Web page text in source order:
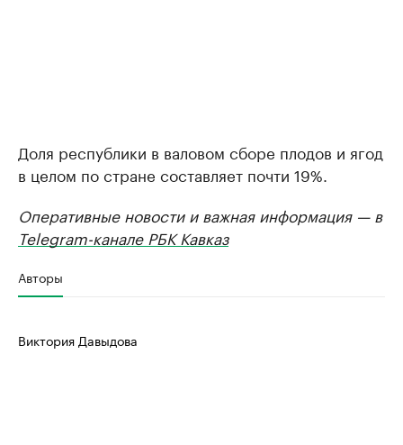
Доля республики в валовом сборе плодов и ягод
в целом по стране составляет почти 19%.
Оперативные новости и важная информация — в
Telegram-канале РБК Кавказ
Авторы
Виктория Давыдова